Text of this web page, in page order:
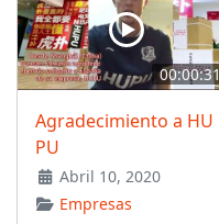
00:00:31
Agradecimiento a HU
PU
Abril 10, 2020
Empresas